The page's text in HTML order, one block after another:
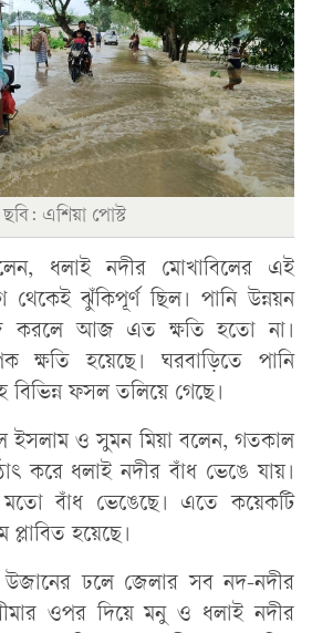
ছবি: এশিয়া পোস্ট
বলেন, ধলাই নদীর মোখাবিলের এই
ঝুঁকিপূর্ণ ছিল। পানি উন্নয়ন
করলে আজ এত ক্ষতি হতো না।
ক্ষতি হয়েছে। ঘরবাড়িতে পানি
ফসল তলিয়ে গেছে।
ইসলাম ও সুমন মিয়া বলেন, গতকাল
করে ধলাই নদীর বাঁধ ভেঙে যায়।
মতো বাঁধ ভেঙেছে। এতে কয়েকটি
হয়েছে।
উজানের ঢলে জেলার সব নদ-নদীর
ওপর দিয়ে মনু ও ধলাই নদীর